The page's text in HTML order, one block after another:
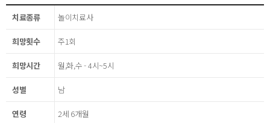
치료종류 놀이치료사
희망횟수 주1회
희망시간 월,화,수 - 4시~5시
성별 남
연령 2세 6개월